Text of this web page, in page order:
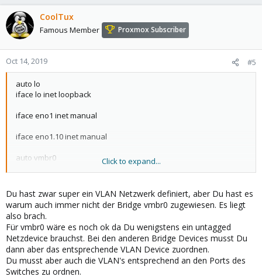
CoolTux
Famous Member Proxmox Subscriber
Oct 14, 2019 #5
auto lo
iface lo inet loopback
iface eno1 inet manual
iface eno1.10 inet manual
auto vmbr0
netmask 255.255.255.0
gateway 10.1.1.1
bridge_ports eno1
bridge_stp off
bridge_fd 0
auto vmbr1
iface vmbr1 inet manual
bridge_ports none
Click to expand...
Du hast zwar super ein VLAN Netzwerk definiert, aber Du hast es
warum auch immer nicht der Bridge vmbr0 zugewiesen. Es liegt
also brach.
Für vmbr0 wäre es noch ok da Du wenigstens ein untagged
Netzdevice brauchst. Bei den anderen Bridge Devices musst Du
dann aber das entsprechende VLAN Device zuordnen.
Du musst aber auch die VLAN's entsprechend an den Ports des
Switches zu ordnen.